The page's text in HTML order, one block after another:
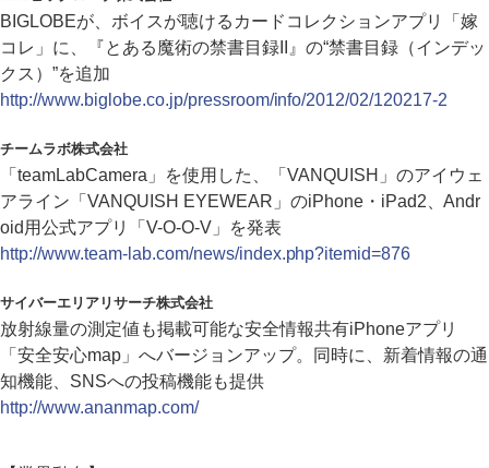
BIGLOBEが、ボイスが聴けるカードコレクションアプリ「嫁
コレ」に、『とある魔術の禁書目録II』の“禁書目録（インデッ
クス）”を追加
http://www.biglobe.co.jp/pressroom/info/2012/02/120217-2
チームラボ株式会社
「teamLabCamera」を使用した、「VANQUISH」のアイウェ
アライン「VANQUISH EYEWEAR」のiPhone・iPad2、Andr
oid用公式アプリ「V-O-O-V」を発表
http://www.team-lab.com/news/index.php?itemid=876
サイバーエリアリサーチ株式会社
放射線量の測定値も掲載可能な安全情報共有iPhoneアプリ
「安全安心map」へバージョンアップ。同時に、新着情報の通
知機能、SNSへの投稿機能も提供
http://www.ananmap.com/